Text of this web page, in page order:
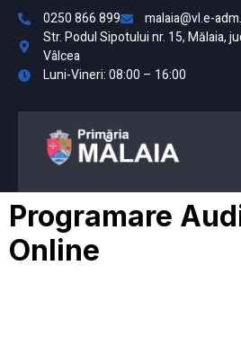
0250 866 899
malaia@vl.e-
Str. Podul Sipotului nr. 15, Mălaia,
Vâlcea
Luni-Vineri: 08:00 – 16:00
Programare
Online